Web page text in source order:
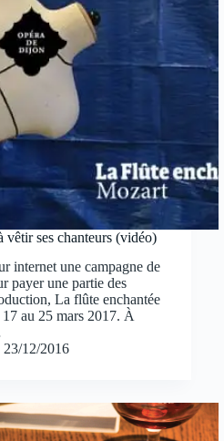
vêtir ses chanteurs (vidéo)
internet une campagne de
payer une partie des
La flûte enchantée
au 25 mars 2017. À
23/12/2016